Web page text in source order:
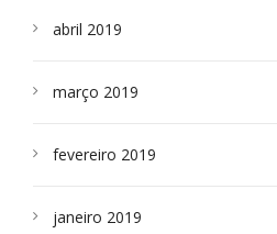
abril 2019
março 2019
fevereiro 2019
janeiro 2019